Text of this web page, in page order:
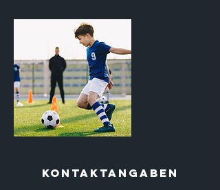
Kontaktangaben